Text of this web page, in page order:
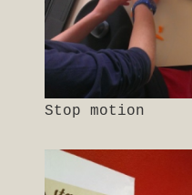
Stop motion